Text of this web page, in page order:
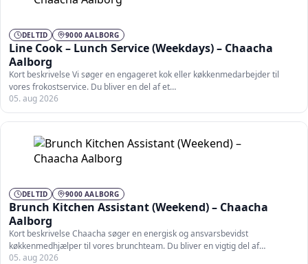
DELTID 9000 AALBORG
Line Cook – Lunch Service (Weekdays) – Chaacha
Aalborg
Kort beskrivelse Vi søger en engageret kok eller køkkenmedarbejder til
vores frokostservice. Du bliver en del af et…
05. aug 2026
DELTID 9000 AALBORG
Brunch Kitchen Assistant (Weekend) – Chaacha
Aalborg
Kort beskrivelse Chaacha søger en energisk og ansvarsbevidst
køkkenmedhjælper til vores brunchteam. Du bliver en vigtig del af…
05. aug 2026